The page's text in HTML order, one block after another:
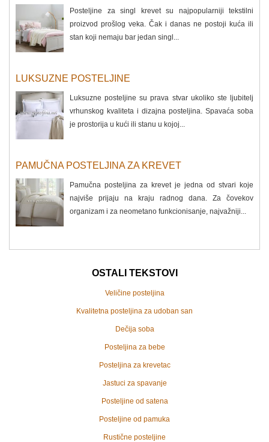
Posteljine za singl krevet su najpopularniji tekstilni
proizvod prošlog veka. Čak i danas ne postoji kuća ili
stan koji nemaju bar jedan singl...
LUKSUZNE POSTELJINE
Luksuzne posteljine su prava stvar ukoliko ste ljubitelj
vrhunskog kvaliteta i dizajna posteljina. Spavaća soba
je prostorija u kući ili stanu u kojoj...
PAMUČNA POSTELJINA ZA KREVET
Pamučna posteljina za krevet je jedna od stvari koje
najviše prijaju na kraju radnog dana. Za čovekov
organizam i za neometano funkcionisanje, najvažniji...
OSTALI TEKSTOVI
Veličine posteljina
Kvalitetna posteljina za udoban san
Dečija soba
Posteljina za bebe
Posteljina za krevetac
Jastuci za spavanje
Posteljine od satena
Posteljine od pamuka
Rustične posteljine